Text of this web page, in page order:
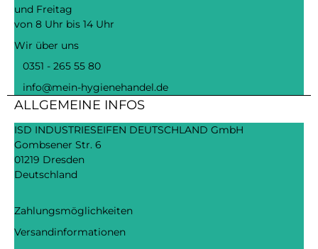
und Freitag
von 8 Uhr bis 14 Uhr
Wir über uns
0351 - 265 55 80
info@mein-hygienehandel.de
ALLGEMEINE INFOS
ISD INDUSTRIESEIFEN DEUTSCHLAND GmbH
Gombsener Str. 6
01219 Dresden
Deutschland
Zahlungsmöglichkeiten
Versandinformationen